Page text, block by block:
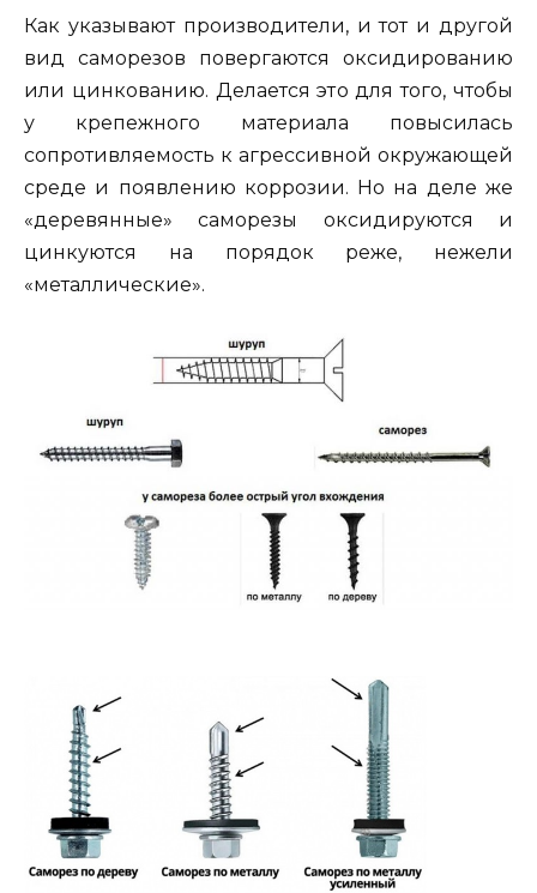
Как указывают производители, и тот и другой
вид саморезов повергаются оксидированию
или цинкованию. Делается это для того, чтобы
у крепежного материала повысилась
сопротивляемость к агрессивной окружающей
среде и появлению коррозии. Но на деле же
«деревянные» саморезы оксидируются и
цинкуются на порядок реже, нежели
«металлические».